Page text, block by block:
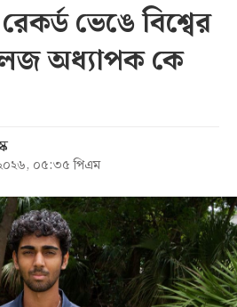
ভেঙে বিশ্বের
অধ্যাপক কে
০৫:৩৫ পিএম